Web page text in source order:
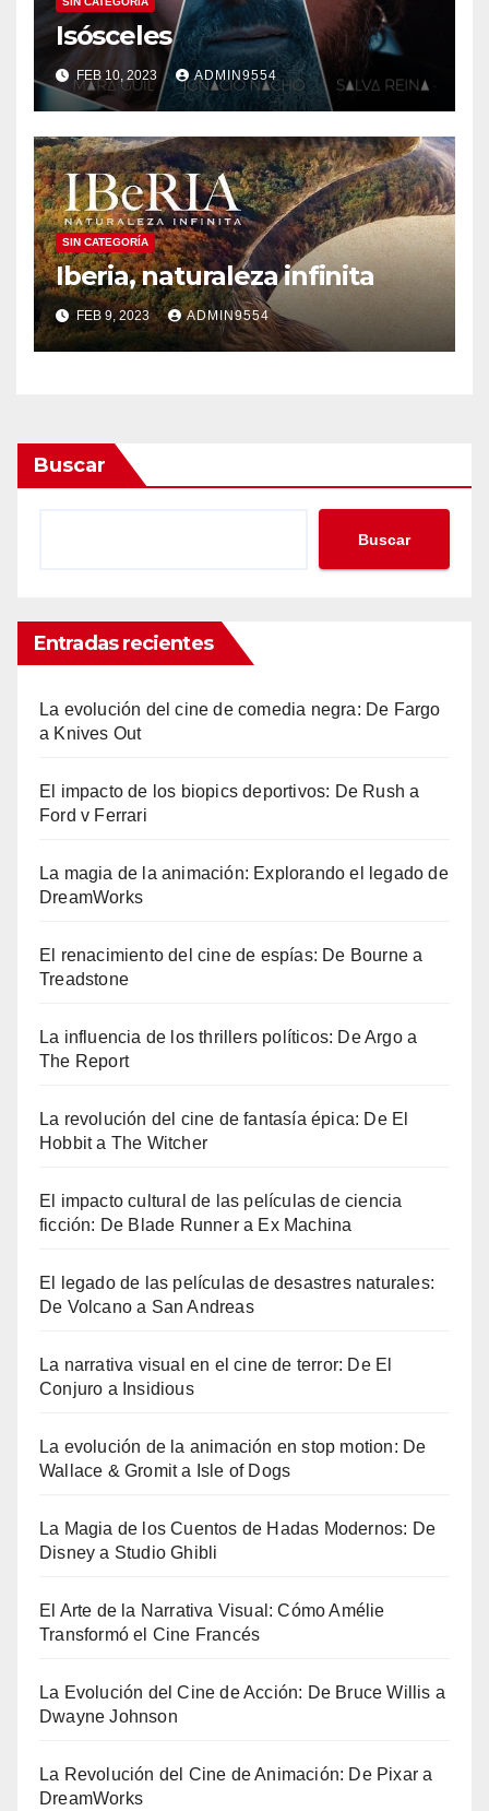
Isósceles
FEB 10, 2023 ADMIN9554
SIN CATEGORÍA
Iberia, naturaleza infinita
FEB 9, 2023 ADMIN9554
Buscar
Buscar
Entradas recientes
La evolución del cine de comedia negra: De Fargo
a Knives Out
El impacto de los biopics deportivos: De Rush a
Ford v Ferrari
La magia de la animación: Explorando el legado de
DreamWorks
El renacimiento del cine de espías: De Bourne a
Treadstone
La influencia de los thrillers políticos: De Argo a
The Report
La revolución del cine de fantasía épica: De El
Hobbit a The Witcher
El impacto cultural de las películas de ciencia
ficción: De Blade Runner a Ex Machina
El legado de las películas de desastres naturales:
De Volcano a San Andreas
La narrativa visual en el cine de terror: De El
Conjuro a Insidious
La evolución de la animación en stop motion: De
Wallace & Gromit a Isle of Dogs
La Magia de los Cuentos de Hadas Modernos: De
Disney a Studio Ghibli
El Arte de la Narrativa Visual: Cómo Amélie
Transformó el Cine Francés
La Evolución del Cine de Acción: De Bruce Willis a
Dwayne Johnson
La Revolución del Cine de Animación: De Pixar a
DreamWorks